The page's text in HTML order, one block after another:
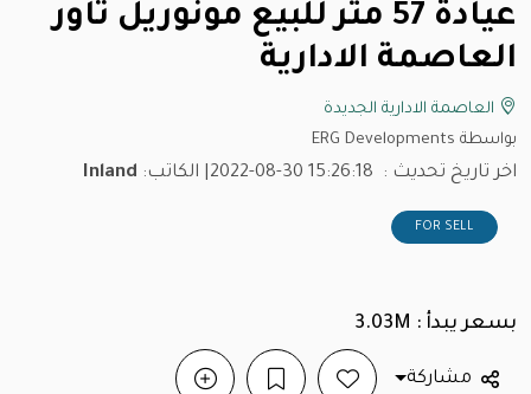
عيادة 57 متر للبيع مونوريل تاور
العاصمة الادارية
العاصمة الادارية الجديدة
بواسطة ERG Developments
اخر تاريخ تحديث : 2022-08-30 15:26:18 | الكاتب: Inland
FOR SELL
بسعر يبدأ : 3.03M
مشاركة